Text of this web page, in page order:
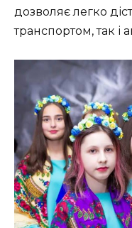
дозволяє легко
транспортом, так і